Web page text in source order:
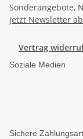
Sonderangebote,
Jetzt Newsletter
Vertrag
Soziale Medien
Sichere